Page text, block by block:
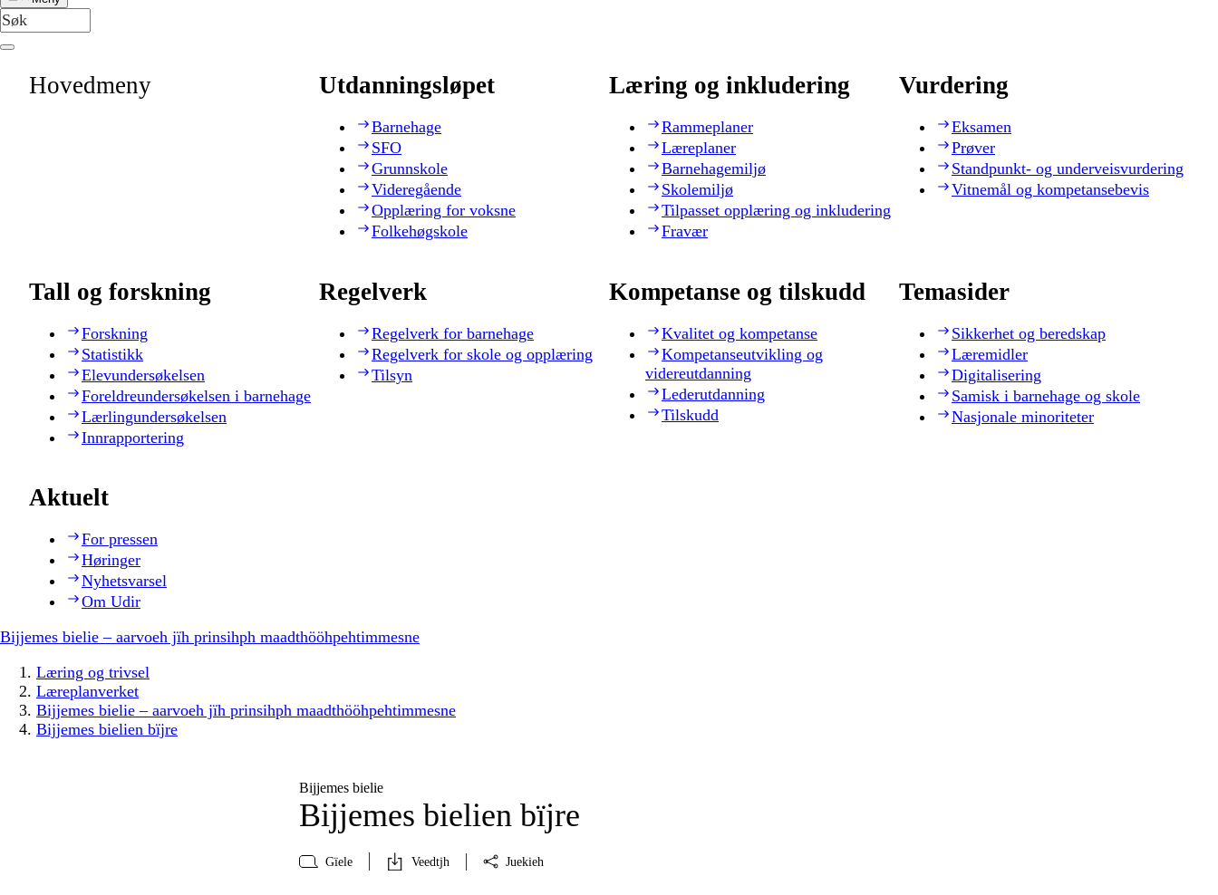
Hovedmeny Utdanningsløpet
Barnehage
SFO
Grunnskole
Videregående
Opplæring for voksne
Folkehøgskole
Læring og inkludering
Rammeplaner
Læreplaner
Barnehagemiljø
Skolemiljø
Tilpasset opplæring og inkludering
Fravær
Vurdering
Eksamen
Prøver
Standpunkt- og underveisvurdering
Vitnemål og kompetansebevis
Tall og forskning
Forskning
Statistikk
Elevundersøkelsen
Foreldreundersøkelsen i barnehage
Lærlingundersøkelsen
Innrapportering
Regelverk
Regelverk for barnehage
Regelverk for skole og opplæring
Tilsyn
Kompetanse og tilskudd
Kvalitet og kompetanse
Kompetanseutvikling og
videreutdanning
Lederutdanning
Tilskudd
Temasider
Sikkerhet og beredskap
Læremidler
Digitalisering
Samisk i barnehage og skole
Nasjonale minoriteter
Aktuelt
For pressen
Høringer
Nyhetsvarsel
Om Udir
Bijjemes bielie – aarvoeh jïh prinsihph maadthööhpehtimmesne
Læring og trivsel
Læreplanverket
Bijjemes bielie – aarvoeh jïh prinsihph maadthööhpehtimmesne
Bijjemes bielien bïjre
Bijjemes bielie
Bijjemes bielien bïjre
Gïele Veedtjh Juekieh